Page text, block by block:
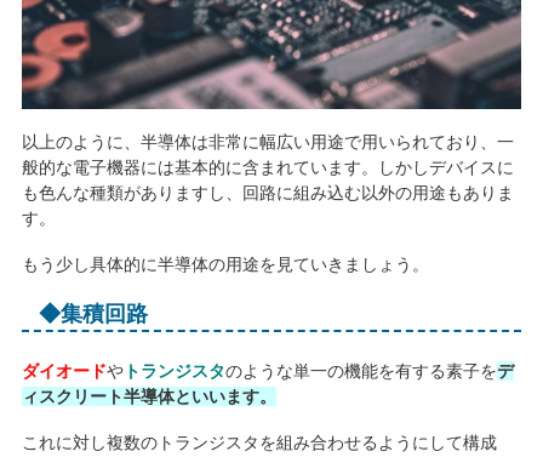
以上のように、半導体は非常に幅広い用途で用いられており、一
般的な電子機器には基本的に含まれています。しかしデバイスに
も色んな種類がありますし、回路に組み込む以外の用途もありま
す。
もう少し具体的に半導体の用途を見ていきましょう。
◆集積回路
ダイオードやトランジスタのような単一の機能を有する素子をデ
ィスクリート半導体といいます。
これに対し複数のトランジスタを組み合わせるようにして構成